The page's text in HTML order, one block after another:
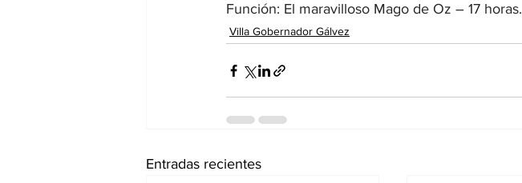
Función: El maravilloso Mago de Oz – 17 horas.
Villa Gobernador Gálvez
Entradas recientes